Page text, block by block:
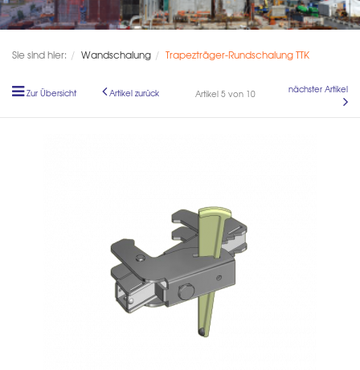
Sie sind hier: Wandschalung Trapezträger-Rundschalung TTK
Zur Übersicht Artikel zurück Artikel 5 von 10 nächster Artikel